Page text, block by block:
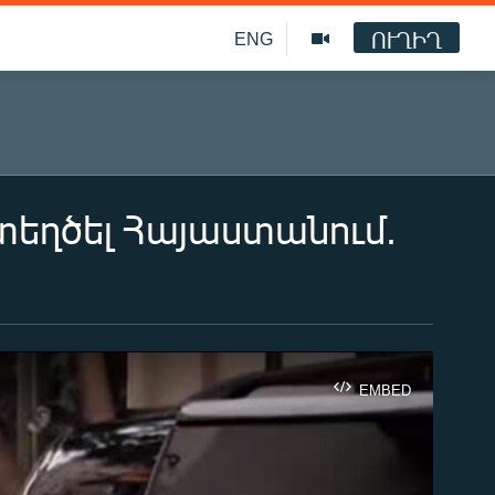
ENG ՈՒՂԻՂ
Հայաստանում.
EMBED